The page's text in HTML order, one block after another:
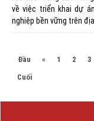
về việc triển khai dự
nghiệp bền vững trên địa
Đầu « 1 2 3
Cuối
Quyết định Về việc